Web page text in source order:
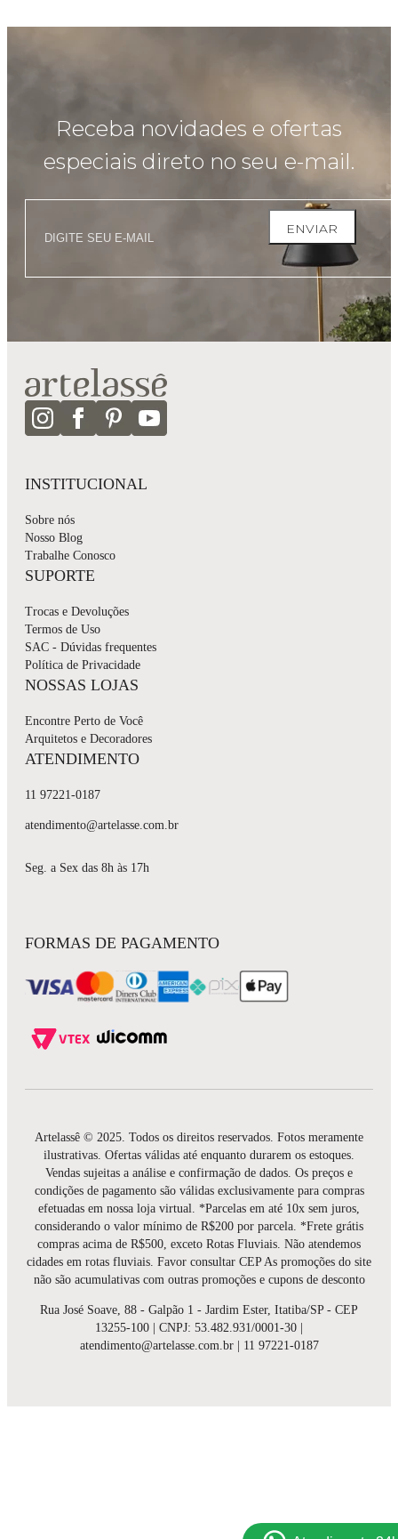
Receba novidades e ofertas
especiais direto no seu e-mail.
ENVIAR
INSTITUCIONAL
Sobre nós
Nosso Blog
Trabalhe Conosco
SUPORTE
Trocas e Devoluções
Termos de Uso
SAC - Dúvidas frequentes
Política de Privacidade
NOSSAS LOJAS
Encontre Perto de Você
Arquitetos e Decoradores
ATENDIMENTO
11 97221-0187
atendimento@artelasse.com.br
Seg. a Sex das 8h às 17h
FORMAS DE PAGAMENTO
Artelassê © 2025. Todos os direitos reservados. Fotos meramente
ilustrativas. Ofertas válidas até enquanto durarem os estoques.
Vendas sujeitas a análise e confirmação de dados. Os preços e
condições de pagamento são válidas exclusivamente para compras
efetuadas em nossa loja virtual. *Parcelas em até 10x sem juros,
considerando o valor mínimo de R$200 por parcela. *Frete grátis
compras acima de R$500, exceto Rotas Fluviais. Não atendemos
cidades em rotas fluviais. Favor consultar CEP As promoções do site
não são acumulativas com outras promoções e cupons de desconto
Rua José Soave, 88 - Galpão 1 - Jardim Ester, Itatiba/SP - CEP
13255-100 | CNPJ: 53.482.931/0001-30 |
atendimento@artelasse.com.br | 11 97221-0187